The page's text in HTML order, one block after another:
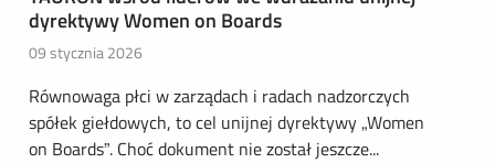
dyrektywy Women on Boards
09 stycznia 2026
Równowaga płci w zarządach i radach nadzorczych
spółek giełdowych, to cel unijnej dyrektywy „Women
on Boards”. Choć dokument nie został jeszcze...